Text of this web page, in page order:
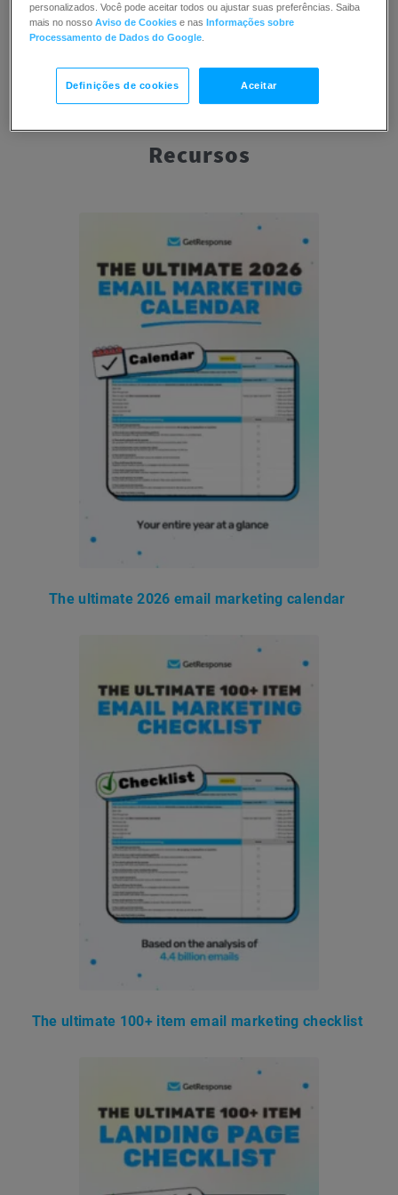
Recursos
The ultimate 2026 email marketing calendar
The ultimate 100+ item email marketing checklist
personalizados. Você pode aceitar todos ou ajustar suas preferências. Saiba
mais no nossoAviso de Cookies e nasInformações sobre
Processamento de Dados do Google
Definições de cookies Aceitar